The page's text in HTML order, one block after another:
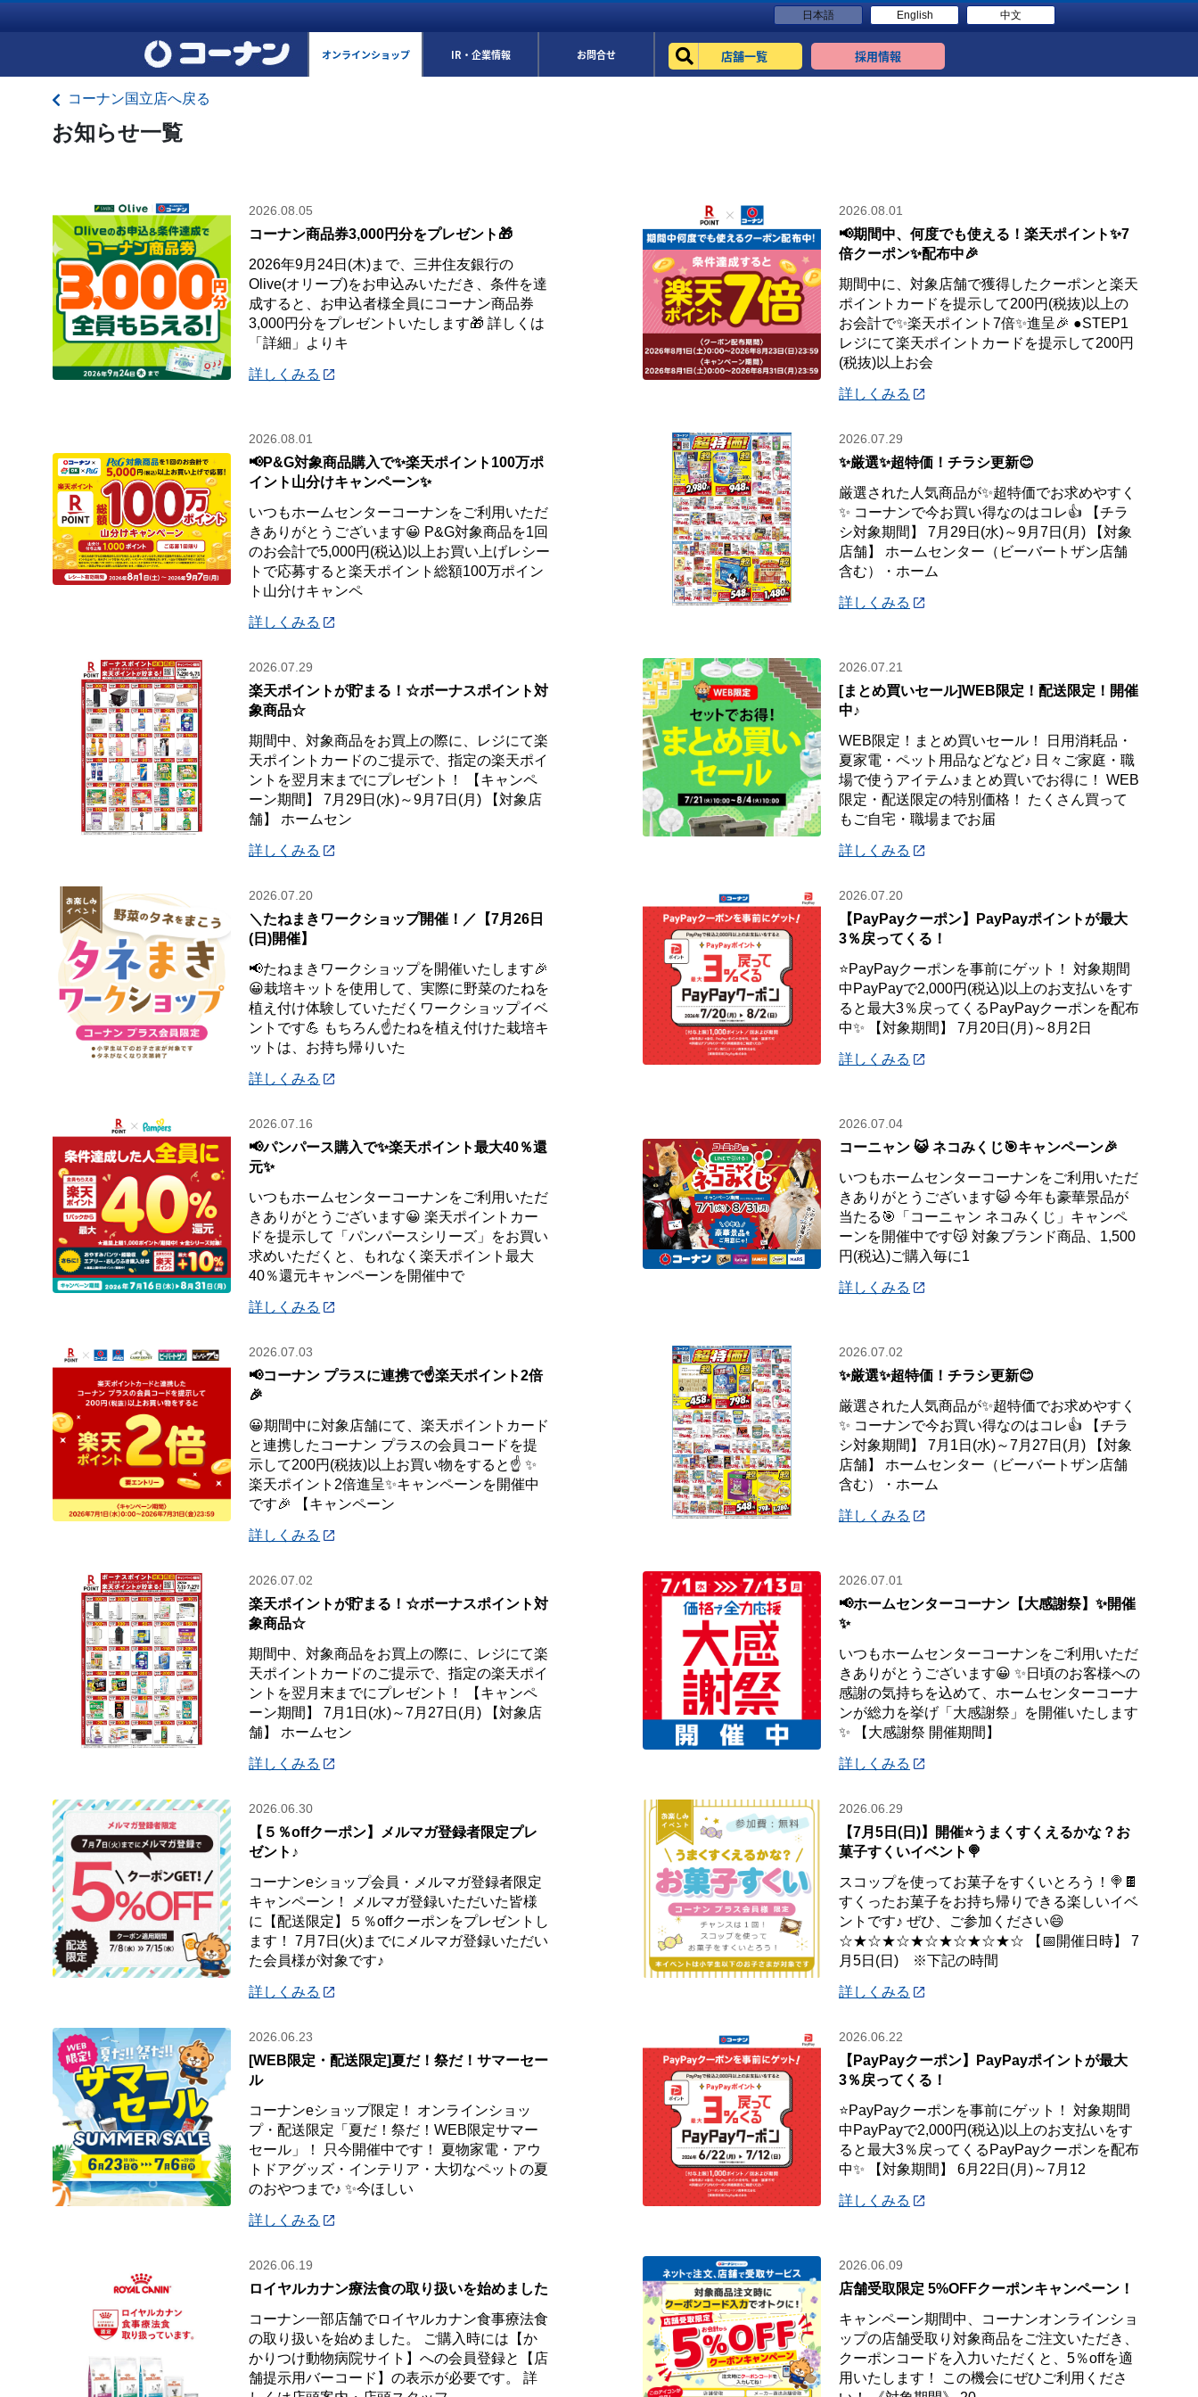
日本語 English 中文
オンラインショップ IR・企業情報 お問合せ 店舗一覧 採用情報
コーナン国立店へ戻る
お知らせ一覧
2026.08.05
コーナン商品券3,000円分をプレゼント🎁
2026年9月24日(木)まで、三井住友銀行の
Olive(オリーブ)をお申込みいただき、条件を達
成すると、お申込者様全員にコーナン商品券
3,000円分をプレゼントいたします🎁 詳しくは
「詳細」よりキ
詳しくみる
2026.08.01
📢期間中、何度でも使える！楽天ポイント✨7
倍クーポン✨配布中🎉
期間中に、対象店舗で獲得したクーポンと楽天
ポイントカードを提示して200円(税抜)以上の
お会計で✨楽天ポイント7倍✨進呈🎉 ●STEP1
レジにて楽天ポイントカードを提示して200円
(税抜)以上お会
詳しくみる
2026.08.01
📢P&G対象商品購入で✨楽天ポイント100万ポ
イント山分けキャンペーン✨
いつもホームセンターコーナンをご利用いただ
きありがとうございます😀 P&G対象商品を1回
のお会計で5,000円(税込)以上お買い上げレシー
トで応募すると楽天ポイント総額100万ポイン
ト山分けキャンペ
詳しくみる
2026.07.29
✨厳選✨超特価！チラシ更新😊
厳選された人気商品が✨超特価でお求めやすく
✨ コーナンで今お買い得なのはコレ👍 【チラ
シ対象期間】 7月29日(水)～9月7日(月) 【対象
店舗】 ホームセンター（ビーバートザン店舗
含む）・ホーム
詳しくみる
2026.07.29
楽天ポイントが貯まる！☆ボーナスポイント対
象商品☆
期間中、対象商品をお買上の際に、レジにて楽
天ポイントカードのご提示で、指定の楽天ポイ
ントを翌月末までにプレゼント！ 【キャンペ
ーン期間】 7月29日(水)～9月7日(月) 【対象店
舗】 ホームセン
詳しくみる
2026.07.21
[まとめ買いセール]WEB限定！配送限定！開催
中♪
WEB限定！まとめ買いセール！ 日用消耗品・
夏家電・ペット用品などなど♪ 日々ご家庭・職
場で使うアイテム♪まとめ買いでお得に！ WEB
限定・配送限定の特別価格！ たくさん買って
もご自宅・職場までお届
詳しくみる
2026.07.20
＼たねまきワークショップ開催！／【7月26日
(日)開催】
📢たねまきワークショップを開催いたします🎉
😀栽培キットを使用して、実際に野菜のたねを
植え付け体験していただくワークショップイベ
ントです💪 もちろん☝️たねを植え付けた栽培キ
ットは、お持ち帰りいた
詳しくみる
2026.07.20
【PayPayクーポン】PayPayポイントが最大
3％戻ってくる！
⭐PayPayクーポンを事前にゲット！ 対象期間
中PayPayで2,000円(税込)以上のお支払いをす
ると最大3％戻ってくるPayPayクーポンを配布
中✨ 【対象期間】 7月20日(月)～8月2日
詳しくみる
2026.07.16
📢パンパース購入で✨楽天ポイント最大40％還
元✨
いつもホームセンターコーナンをご利用いただ
きありがとうございます😀 楽天ポイントカー
ドを提示して「パンパースシリーズ」をお買い
求めいただくと、もれなく楽天ポイント最大
40％還元キャンペーンを開催中で
詳しくみる
2026.07.04
コーニャン 😺 ネコみくじ🎯キャンペーン🎉
いつもホームセンターコーナンをご利用いただ
きありがとうございます😺 今年も豪華景品が
当たる🎯「コーニャン ネコみくじ」キャンペ
ーンを開催中です😽 対象ブランド商品、1,500
円(税込)ご購入毎に1
詳しくみる
2026.07.03
📢コーナン プラスに連携で☝️楽天ポイント2倍
🎉
😀期間中に対象店舗にて、楽天ポイントカード
と連携したコーナン プラスの会員コードを提
示して200円(税抜)以上お買い物をすると☝️ ✨
楽天ポイント2倍進呈✨キャンペーンを開催中
です🎉 【キャンペーン
詳しくみる
2026.07.02
✨厳選✨超特価！チラシ更新😊
厳選された人気商品が✨超特価でお求めやすく
✨ コーナンで今お買い得なのはコレ👍 【チラ
シ対象期間】 7月1日(水)～7月27日(月) 【対象
店舗】 ホームセンター（ビーバートザン店舗
含む）・ホーム
詳しくみる
2026.07.02
楽天ポイントが貯まる！☆ボーナスポイント対
象商品☆
期間中、対象商品をお買上の際に、レジにて楽
天ポイントカードのご提示で、指定の楽天ポイ
ントを翌月末までにプレゼント！ 【キャンペ
ーン期間】 7月1日(水)～7月27日(月) 【対象店
舗】 ホームセン
詳しくみる
2026.07.01
📢ホームセンターコーナン【大感謝祭】✨開催
✨
いつもホームセンターコーナンをご利用いただ
きありがとうございます😀 ✨日頃のお客様への
感謝の気持ちを込めて、ホームセンターコーナ
ンが総力を挙げ「大感謝祭」を開催いたします
✨ 【大感謝祭 開催期間】
詳しくみる
2026.06.30
【５％offクーポン】メルマガ登録者限定プレ
ゼント♪
コーナンeショップ会員・メルマガ登録者限定
キャンペーン！ メルマガ登録いただいた皆様
に【配送限定】５％offクーポンをプレゼントし
ます！ 7月7日(火)までにメルマガ登録いただい
た会員様が対象です♪
詳しくみる
2026.06.29
【7月5日(日)】開催⭐️うまくすくえるかな？お
菓子すくいイベント🍭
スコップを使ってお菓子をすくいとろう！🍭🍫
すくったお菓子をお持ち帰りできる楽しいイベ
ントです♪ ぜひ、ご参加ください😄
☆★☆★☆★☆★☆★☆★☆ 【📅開催日時】 7
月5日(日) ※下記の時間
詳しくみる
2026.06.23
[WEB限定・配送限定]夏だ！祭だ！サマーセー
ル
コーナンeショップ限定！ オンラインショッ
プ・配送限定「夏だ！祭だ！WEB限定サマー
セール」！ 只今開催中です！ 夏物家電・アウ
トドアグッズ・インテリア・大切なペットの夏
のおやつまで♪ ✨今ほしい
詳しくみる
2026.06.22
【PayPayクーポン】PayPayポイントが最大
3％戻ってくる！
⭐PayPayクーポンを事前にゲット！ 対象期間
中PayPayで2,000円(税込)以上のお支払いをす
ると最大3％戻ってくるPayPayクーポンを配布
中✨ 【対象期間】 6月22日(月)～7月12
詳しくみる
2026.06.19
ロイヤルカナン療法食の取り扱いを始めました
コーナン一部店舗でロイヤルカナン食事療法食
の取り扱いを始めました。 ご購入時には【か
かりつけ動物病院サイト】への会員登録と【店
舗提示用バーコード】の表示が必要です。 詳
2026.06.09
店舗受取限定 5%OFFクーポンキャンペーン！
キャンペーン期間中、コーナンオンラインショ
ップの店舗受取り対象商品をご注文いただき、
クーポンコードを入力いただくと、5％offを適
用いたします！ この機会にぜひご利用くださ